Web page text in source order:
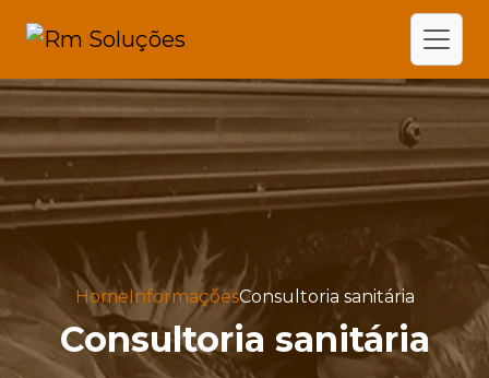
HomeInformaçõesConsultoria sanitária
Consultoria sanitária